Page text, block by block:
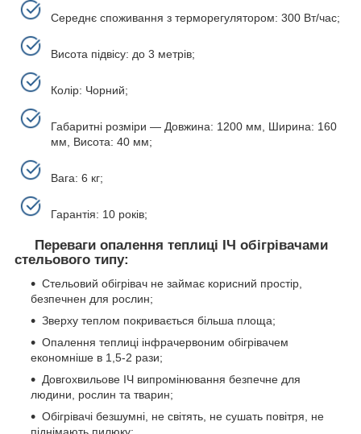
Середнє споживання з терморегулятором: 300 Вт/час;
Висота підвісу: до 3 метрів;
Колір: Чорний;
Габаритні розміри — Довжина: 1200 мм, Ширина: 160
мм, Висота: 40 мм;
Вага: 6 кг;
Гарантія: 10 років;
Переваги опалення теплиці ІЧ обігрівачами
стельового типу:
Стельовий обігрівач не займає корисний простір,
безпечнен для рослин;
Зверху теплом покривається більша площа;
Опалення теплиці інфрачервоним обігрівачем
економніше в 1,5-2 рази;
Довгохвильове ІЧ випромінювання безпечне для
людини, рослин та тварин;
Обігрівачі безшумні, не світять, не сушать повітря, не